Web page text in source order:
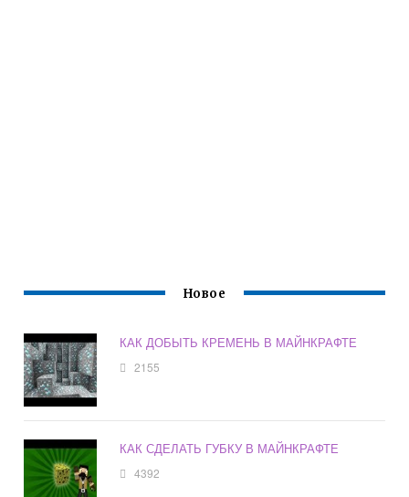
Новое
КАК ДОБЫТЬ КРЕМЕНЬ В МАЙНКРАФТЕ
2155
КАК СДЕЛАТЬ ГУБКУ В МАЙНКРАФТЕ
4392